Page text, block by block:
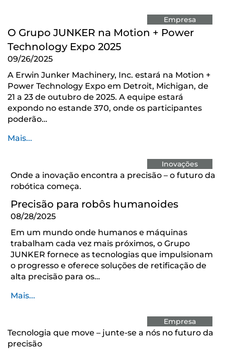
Empresa
O Grupo JUNKER na Motion + Power
Technology Expo 2025
09/26/2025
A Erwin Junker Machinery, Inc. estará na Motion +
Power Technology Expo em Detroit, Michigan, de
21 a 23 de outubro de 2025. A equipe estará
expondo no estande 370, onde os participantes
poderão…
Mais...
Inovações
Onde a inovação encontra a precisão – o futuro da
robótica começa.
Precisão para robôs humanoides
08/28/2025
Em um mundo onde humanos e máquinas
trabalham cada vez mais próximos, o Grupo
JUNKER fornece as tecnologias que impulsionam
o progresso e oferece soluções de retificação de
alta precisão para os…
Mais...
Empresa
Tecnologia que move – junte-se a nós no futuro da
precisão